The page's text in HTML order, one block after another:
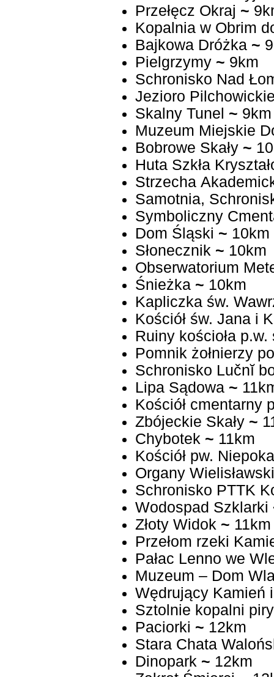
Przełęcz Okraj ~
Kopalnia w Obrim
Bajkowa Dróżka ~
Pielgrzymy ~ 9km
Schronisko Nad
Jezioro
Skalny Tunel ~ 9km
Muzeum Miejskie
Bobrowe Skały ~
Huta Szkła
Strzecha
Samotnia,
Symboliczny
Dom Śląski ~ 10km
Słonecznik ~ 10km
Obserwatorium
Śnieżka ~ 10km
Kapliczka św.
Kościół św. Jana i
Ruiny kościoła
Pomnik żołnierzy
Lipa Sądowa ~
Kościół cmentarny
Zbójeckie Skały ~
Chybotek ~ 11km
Kościół pw.
Organy
Schronisko PTTK
Wodospad Szklarki
Złoty Widok ~ 11km
Przełom rzeki
Pałac Lenno we
Muzeum – Dom
Wędrujący Kamień
Sztolnie kopalni
Paciorki ~ 12km
Stara Chata
Dinopark ~ 12km